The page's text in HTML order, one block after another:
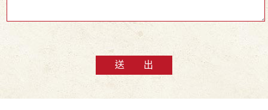
送 出